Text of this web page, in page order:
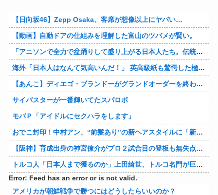
【日向坂46】Zepp Osaka、客席が想像以上にヤバい…
【動画】自動ドアの仕組みを理解した富山のツバメが賢い。
「アニソンで全力で盆踊りして盛り上がる日本人たち。伝統もオタクもこの熱量、素晴らしい」→女さんブチギレ「これを見て『日本の品格が落ちた』と思いま…
海外「日本人はなんて気高いんだ！」 英高級紙も驚愕した極限の中の日本人の姿に世界が衝撃
【あんこ】ディエゴ・ブランドーがグランドオーダーを終わらせるようです【FGO二部】 第１６６話
サイバスターが一番輝いてたスパロボ
モバＰ「アイドルにセクハラをします」
おでこ封印！中村アン、“前髪あり”の新ヘアスタイルに「新鮮でたまらん」の声【画像】
【阪神】育成出身の神宮僚介がプロ２試合目の登板も無失点 ボスラーを三振に ピンチで抑えた
トルコ人「日本人まで獲るのか」上田綺世、トルコ名門が巨額の正式オファー！現地サポが騒然！【海外の反応】
Error: Feed has an error or is not valid.
アメリカが朝鮮戦争で勝つにはどうしたらいいのか？